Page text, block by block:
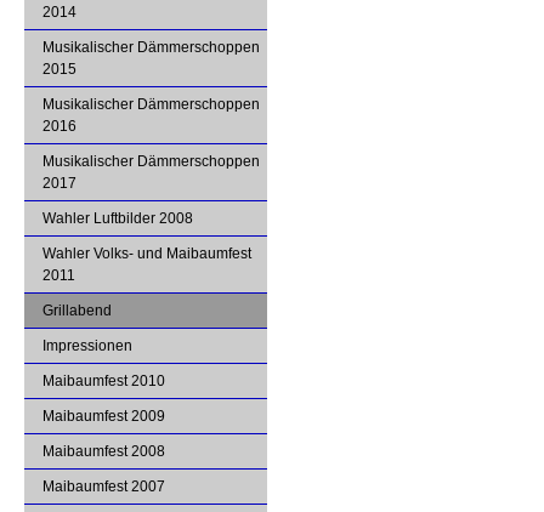
2014
Musikalischer Dämmerschoppen
2015
Musikalischer Dämmerschoppen
2016
Musikalischer Dämmerschoppen
2017
Wahler Luftbilder 2008
Wahler Volks- und Maibaumfest
2011
Grillabend
Impressionen
Maibaumfest 2010
Maibaumfest 2009
Maibaumfest 2008
Maibaumfest 2007